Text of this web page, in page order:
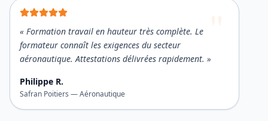
« Formation travail en hauteur très complète. Le
formateur connaît les exigences du secteur
aéronautique. Attestations délivrées rapidement. »
Philippe R.
Safran Poitiers —Aéronautique